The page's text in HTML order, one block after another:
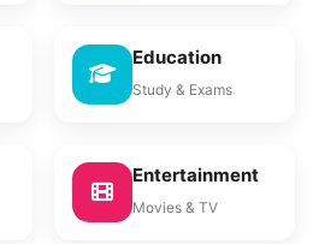
Education
Study & Exams
Entertainment
Movies & TV